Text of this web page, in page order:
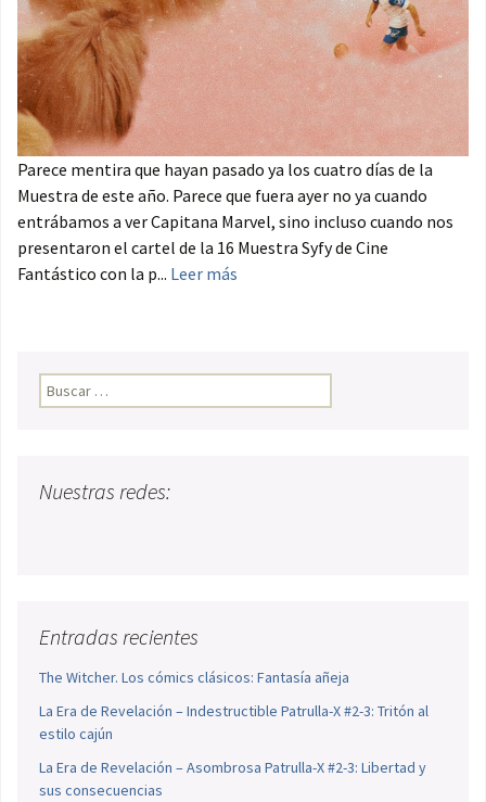
Parece mentira que hayan pasado ya los cuatro días de la
Muestra de este año. Parece que fuera ayer no ya cuando
entrábamos a ver Capitana Marvel, sino incluso cuando nos
presentaron el cartel de la 16 Muestra Syfy de Cine
Fantástico con la p... Leer más
Buscar:
Nuestras redes:
Entradas recientes
The Witcher. Los cómics clásicos: Fantasía añeja
La Era de Revelación – Indestructible Patrulla-X #2-3: Tritón al
estilo cajún
La Era de Revelación – Asombrosa Patrulla-X #2-3: Libertad y
sus consecuencias